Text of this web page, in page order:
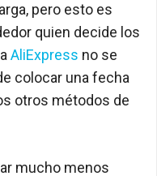
pero esto es
quien decide los
AliExpress no se
colocar una fecha
otros métodos de
mucho menos